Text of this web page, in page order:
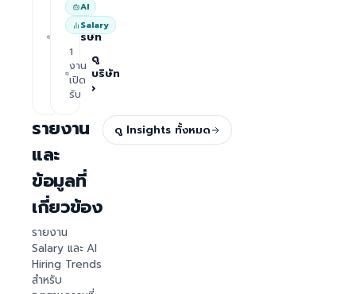
งาน ดู
บริษัท
AI
Salary
1
งาน
เปิด
รับ
ดู
บริษัท
›
รายงาน
และ
ข้อมูลที่
เกี่ยวข้อง
รายงาน
Salary และ AI
Hiring Trends
สำหรับ
ดู Insights ทั้งหมด